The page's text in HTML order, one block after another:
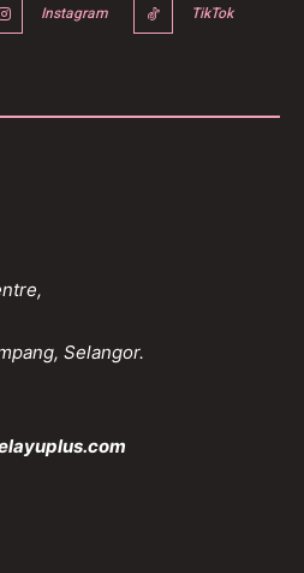
Instagram TikTok
Selangor.